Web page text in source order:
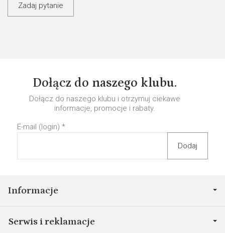
Zadaj pytanie
Dołącz do naszego klubu.
Dołącz do naszego klubu i otrzymuj ciekawe
informacje, promocje i rabaty.
E-mail (login) *
Informacje
Serwis i reklamacje